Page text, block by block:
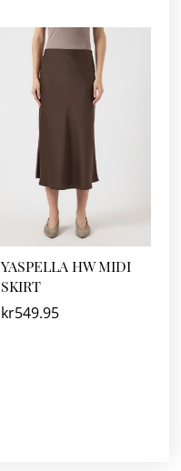
YASPELLA HW MIDI
SKIRT
kr549.95